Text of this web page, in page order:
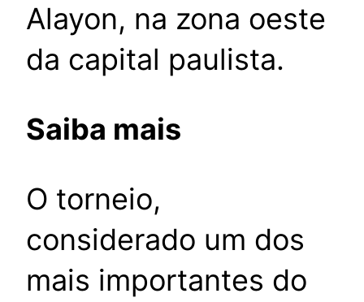
Alayon, na zona oeste
da capital paulista.
Saiba mais
O torneio,
considerado um dos
mais importantes do